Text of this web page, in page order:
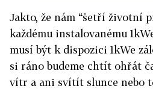
Jakto, že nám “šetří životní
každému instalovanému
musí být k dispozici 1kWe
si ráno budeme chtít ohřát
vítr a ani svítít slunce nebo